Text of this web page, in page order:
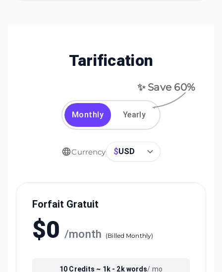
Tarification
✨ Save 60%
Monthly Yearly
Currency $USD
Forfait Gratuit
$0 /month (Billed Monthly)
10 Credits ~ 1k - 2kwords/ mo